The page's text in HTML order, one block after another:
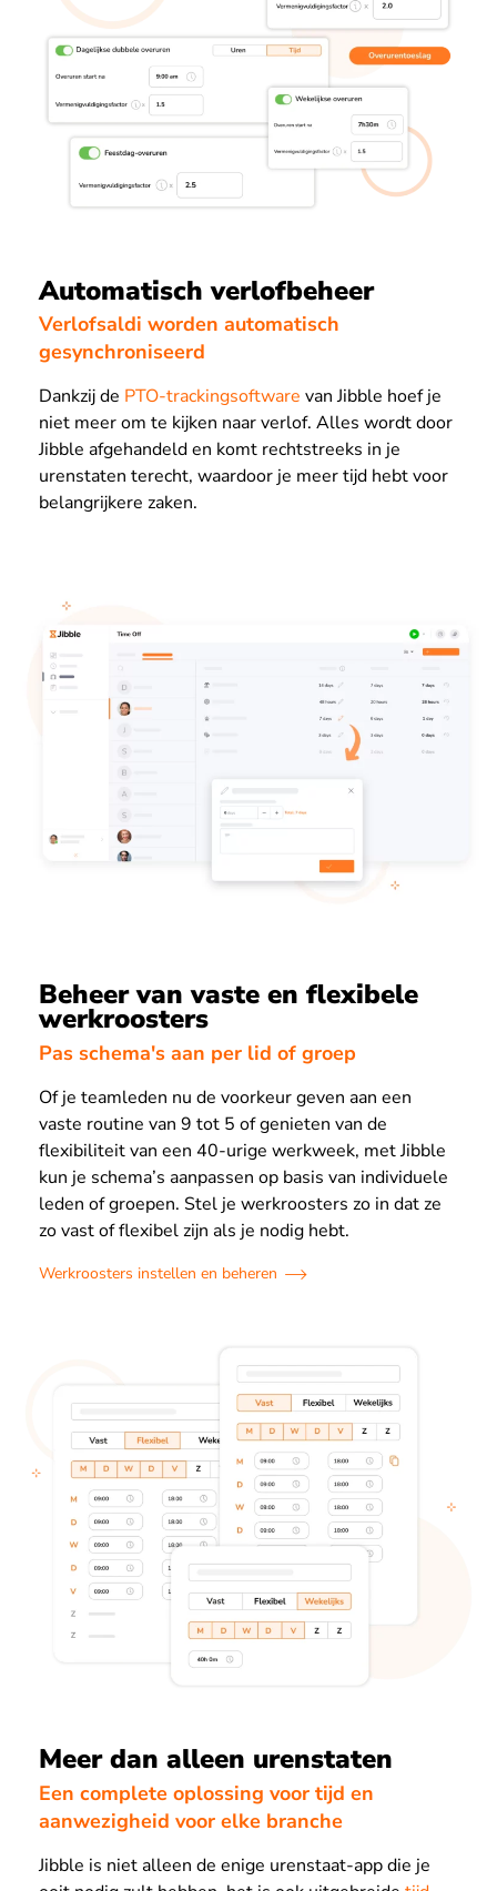
Automatisch verlofbeheer
Verlofsaldi worden automatisch
gesynchroniseerd
Dankzij de PTO-trackingsoftware van Jibble hoef je
niet meer om te kijken naar verlof. Alles wordt door
Jibble afgehandeld en komt rechtstreeks in je
urenstaten terecht, waardoor je meer tijd hebt voor
belangrijkere zaken.
Beheer van vaste en flexibele
werkroosters
Pas schema's aan per lid of groep
Of je teamleden nu de voorkeur geven aan een
vaste routine van 9 tot 5 of genieten van de
flexibiliteit van een 40-urige werkweek, met Jibble
kun je schema’s aanpassen op basis van individuele
leden of groepen. Stel je werkroosters zo in dat ze
zo vast of flexibel zijn als je nodig hebt.
Werkroosters instellen en beheren
Meer dan alleen urenstaten
Een complete oplossing voor tijd en
aanwezigheid voor elke branche
Jibble is niet alleen de enige urenstaat-app die je